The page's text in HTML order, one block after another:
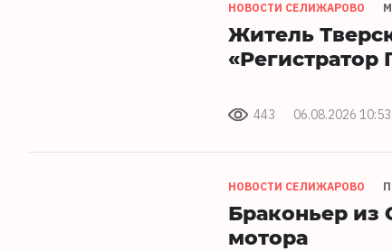
НОВОСТИ СЕЛИЖАРОВО
Житель
443 06.08.2026 10:53
НОВОСТИ СЕЛИЖАРОВО
Браконьер из
мотора